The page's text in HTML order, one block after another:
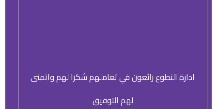
ادارة التطوع رائعون في تعاملهم شكرا لهم واتمنى
لهم التوفيق